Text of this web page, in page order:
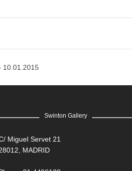
10.01.2015
Swinton Gallery
Miguel Servet 21
MADRID